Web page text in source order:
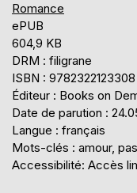
Romance
ePUB
604,9 KB
DRM : filigrane
ISBN : 9782322123308
Éditeur : Books on
Date de parution :
Langue : français
Mots-clés : amour,
Accessibilité: Accès